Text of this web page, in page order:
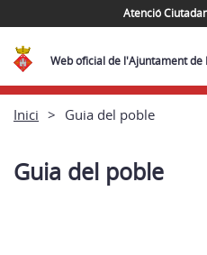
Atenció
Web oficial de l'Ajuntament de
Inici Guia del poble
Guia del poble